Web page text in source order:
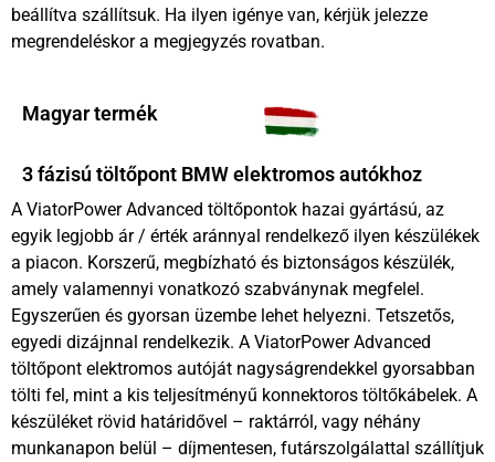
beállítva szállítsuk. Ha ilyen igénye van, kérjük jelezze
megrendeléskor a megjegyzés rovatban.
Magyar termék
3 fázisú töltőpont BMW elektromos autókhoz
A ViatorPower Advanced töltőpontok hazai gyártású, az
egyik legjobb ár / érték aránnyal rendelkező ilyen készülékek
a piacon. Korszerű, megbízható és biztonságos készülék,
amely valamennyi vonatkozó szabványnak megfelel.
Egyszerűen és gyorsan üzembe lehet helyezni. Tetszetős,
egyedi dizájnnal rendelkezik. A ViatorPower Advanced
töltőpont elektromos autóját nagyságrendekkel gyorsabban
tölti fel, mint a kis teljesítményű konnektoros töltőkábelek. A
készüléket rövid határidővel – raktárról, vagy néhány
munkanapon belül – díjmentesen, futárszolgálattal szállítjuk